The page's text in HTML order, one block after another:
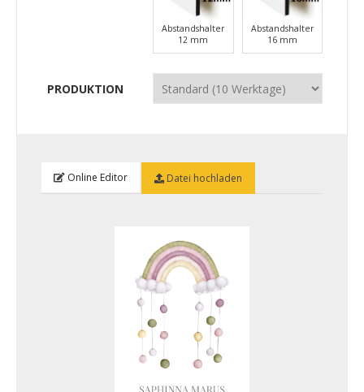
Abstandshalter
12 mm
Abstandshalter
16 mm
PRODUKTION
Online Editor Datei hochladen